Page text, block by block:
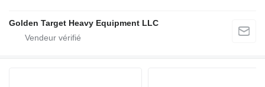
Golden Target Heavy Equipment LLC